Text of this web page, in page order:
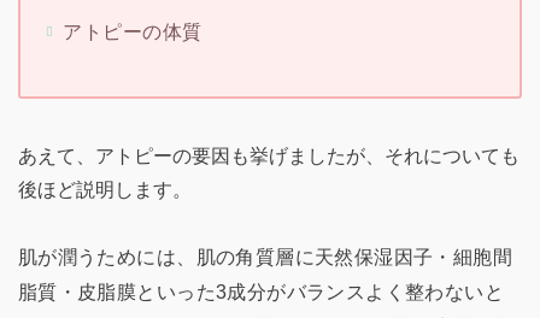
アトピーの体質
あえて、アトピーの要因も挙げましたが、それについても
後ほど説明します。
肌が潤うためには、肌の角質層に天然保湿因子・細胞間
脂質・皮脂膜といった3成分がバランスよく整わないと